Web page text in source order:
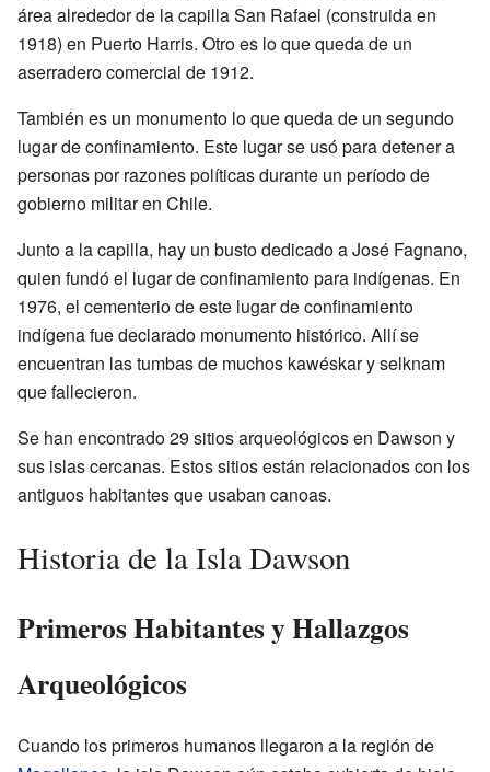
área alrededor de la capilla San Rafael (construida en
1918) en Puerto Harris. Otro es lo que queda de un
aserradero comercial de 1912.
También es un monumento lo que queda de un segundo
lugar de confinamiento. Este lugar se usó para detener a
personas por razones políticas durante un período de
gobierno militar en Chile.
Junto a la capilla, hay un busto dedicado a José Fagnano,
quien fundó el lugar de confinamiento para indígenas. En
1976, el cementerio de este lugar de confinamiento
indígena fue declarado monumento histórico. Allí se
encuentran las tumbas de muchos kawéskar y selknam
que fallecieron.
Se han encontrado 29 sitios arqueológicos en Dawson y
sus islas cercanas. Estos sitios están relacionados con los
antiguos habitantes que usaban canoas.
Historia de la Isla Dawson
Primeros Habitantes y Hallazgos
Arqueológicos
Cuando los primeros humanos llegaron a la región de